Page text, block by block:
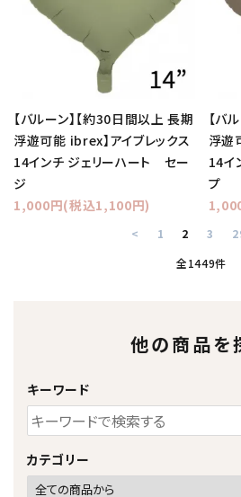
【バルーン】【約30日間以上 長期
浮遊可能 ibrex】アイブレックス
14インチ ジェリーハート セー
ジ
1,000円(税込1,100円)
【バ
浮遊
14イ
プ
< 1 2 3
全1449件
他の商品を
キーワード
カテゴリー